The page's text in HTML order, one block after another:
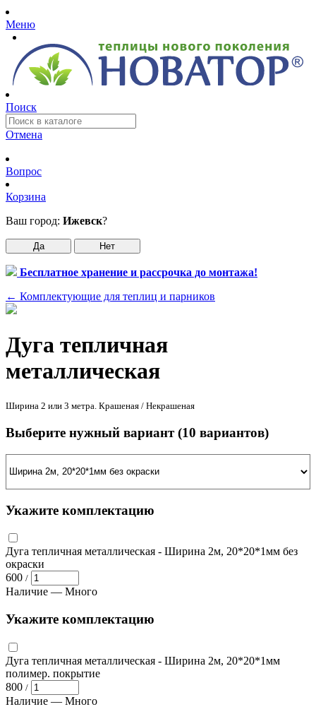
Меню
Поиск
Отмена
Вопрос
Корзина
Ваш город: Ижевск?
Да Нет
Бесплатное хранение и рассрочка до монтажа!
← Комплектующие для теплиц и парников
Дуга тепличная
металлическая
Ширина 2 или 3 метра. Крашеная / Некрашеная
Выберите нужный вариант(10 вариантов)
Укажите комплектацию
Дуга тепличная металлическая - Ширина 2м, 20*20*1мм без
окраски
600 /
Наличие — Много
Укажите комплектацию
Дуга тепличная металлическая - Ширина 2м, 20*20*1мм
полимер. покрытие
800 /
Наличие — Много